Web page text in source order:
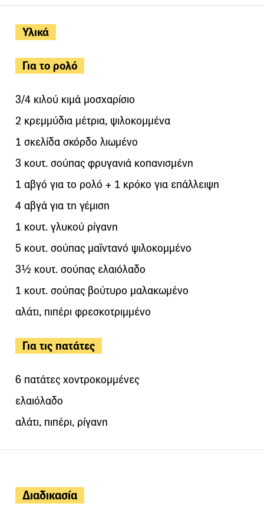
Υλικά
Για το ρολό
3/4 κιλού κιμά μοσχαρίσιο
2 κρεμμύδια μέτρια, ψιλοκομμένα
1 σκελίδα σκόρδο λιωμένο
3 κουτ. σούπας φρυγανιά κοπανισμένη
1 αβγό για το ρολό + 1 κρόκο για επάλλειψη
4 αβγά για τη γέμιση
1 κουτ. γλυκού ρίγανη
5 κουτ. σούπας μαϊντανό ψιλοκομμένο
3½ κουτ. σούπας ελαιόλαδο
1 κουτ. σούπας βούτυρο μαλακωμένο
αλάτι, πιπέρι φρεσκοτριμμένο
Για τις πατάτες
6 πατάτες χοντροκομμένες
ελαιόλαδο
αλάτι, πιπέρι, ρίγανη
Διαδικασία